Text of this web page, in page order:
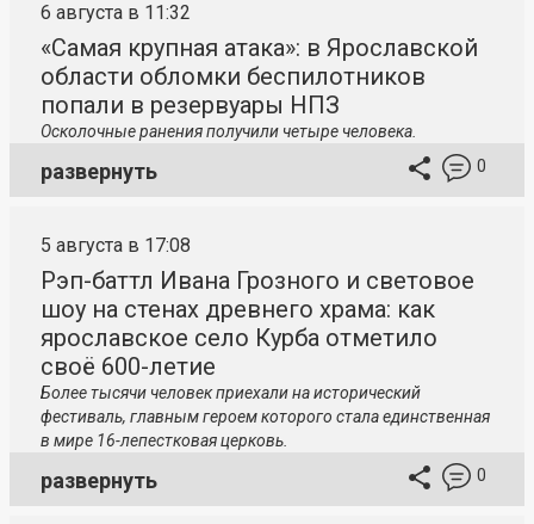
6 августа в 11:32
«Самая крупная атака»: в Ярославской
области обломки беспилотников
попали в резервуары НПЗ
Осколочные ранения получили четыре человека.
развернуть 0
5 августа в 17:08
Рэп-баттл Ивана Грозного и световое
шоу на стенах древнего храма: как
ярославское село Курба отметило
своё 600-летие
Более тысячи человек приехали на исторический
фестиваль, главным героем которого стала единственная
в мире 16-лепестковая церковь.
развернуть 0